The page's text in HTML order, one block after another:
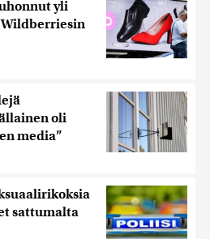
yli
oli
media”
sattumalta